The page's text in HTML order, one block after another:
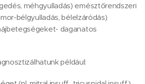
méhgyulladás) emésztőrendszeri
bélgyulladás, bélelzáródás)
daganatos
például: